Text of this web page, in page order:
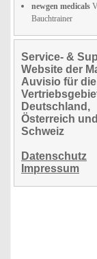
newgen medicals
Bauchtrainer
Service- &
Website der
Auvisio für die
Deutschland,
Österreich und
Schweiz
Datenschutz
Impressum